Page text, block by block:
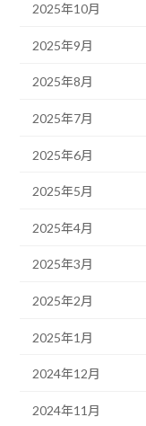
2025年10月
2025年9月
2025年8月
2025年7月
2025年6月
2025年5月
2025年4月
2025年3月
2025年2月
2025年1月
2024年12月
2024年11月